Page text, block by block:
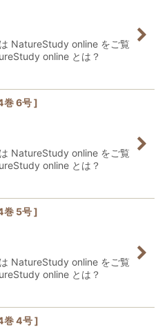
NatureStudy online をご覧
online とは？
6号 ]
NatureStudy online をご覧
online とは？
5号 ]
NatureStudy online をご覧
online とは？
巻 4号 ]